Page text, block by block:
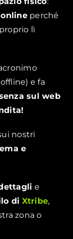
onlineperché
lì
e fa
sul web
nostri
e
e
di Xtribe,
zona o